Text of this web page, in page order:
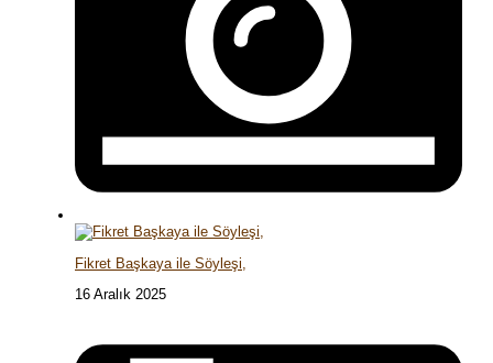
Fikret Başkaya ile Söyleşi,
16 Aralık 2025